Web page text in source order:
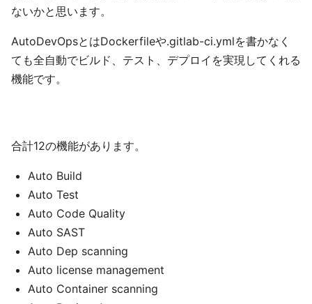
ないかと思います。
AutoDevOpsとはDockerfileや.gitlab-ci.ymlを書かなく
ても全自動でビルド、テスト、デプロイを実現してくれる
機能です。
合計12の機能があります。
Auto Build
Auto Test
Auto Code Quality
Auto SAST
Auto Dep scanning
Auto license management
Auto Container scanning